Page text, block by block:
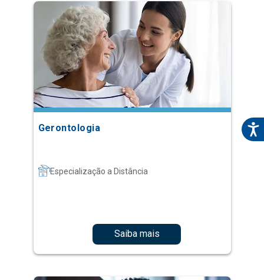
Gerontologia
Especialização a Distância
Saiba mais